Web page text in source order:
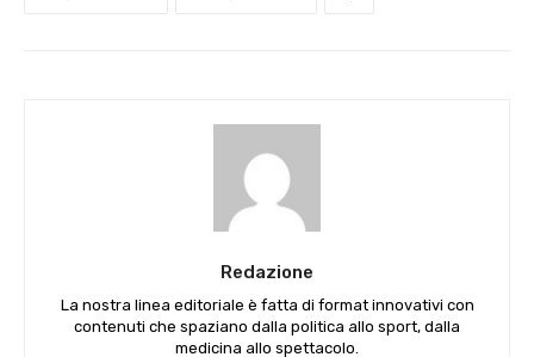
Redazione
La nostra linea editoriale è fatta di format innovativi con
contenuti che spaziano dalla politica allo sport, dalla
medicina allo spettacolo.